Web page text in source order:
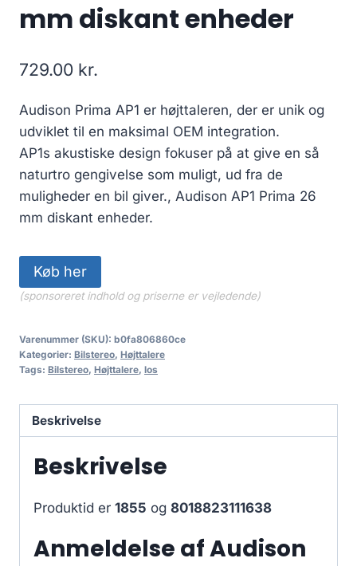
mm diskant enheder
729.00 kr.
Audison Prima AP1 er højttaleren, der er unik og
udviklet til en maksimal OEM integration.
AP1s akustiske design fokuser på at give en så
naturtro gengivelse som muligt, ud fra de
muligheder en bil giver., Audison AP1 Prima 26
mm diskant enheder.
Køb her
(sponsoreret indhold og priserne er vejledende)
Varenummer (SKU): b0fa806860ce
Kategorier: Bilstereo, Højttalere
Tags: Bilstereo, Højttalere, los
Beskrivelse
Beskrivelse
Produktid er 1855 og 8018823111638
Anmeldelse af Audison